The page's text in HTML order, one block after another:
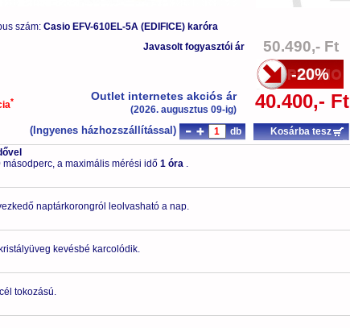
szám: Casio EFV-610EL-5A (EDIFICE) karóra
Javasolt fogyasztói ár
50.490,- Ft
*
-20%
Outlet internetes akciós ár
(2026. augusztus 09-ig) 40.400,- Ft
(Ingyenes házhozszállítással) db
Kosárba tesz
másodperc, a maximális mérési idő 1 óra .
naptárkorongról leolvasható a nap.
kevésbé karcolódik.
tokozású.